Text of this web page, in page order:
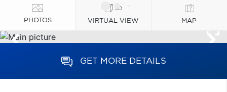
PHOTOS VIRTUAL VIEW MAP
GET MORE DETAILS